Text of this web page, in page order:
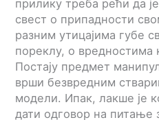
прилику треба рећи да
свест о припадности
разним утицајима губе
пореклу, о вредностима
Постају предмет
врши безвредним
модели. Ипак, лакше је
дати одговор на питање